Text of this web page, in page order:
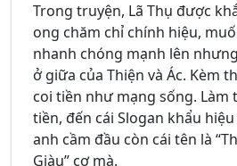
Trong truyện, Lã Thụ được
ong chăm chỉ chính hiệu,
nhanh chóng mạnh lên
ở giữa của Thiện và Ác. Kèm
coi tiền như mạng sống. Làm
tiền, đến cái Slogan khẩu
anh cầm đầu còn cái tên là
Giàu” cơ mà.